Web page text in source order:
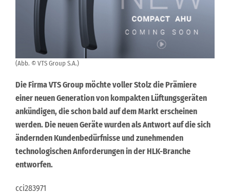
(Abb. © VTS Group S.A.)
Die Firma VTS Group möchte voller Stolz die Prämiere
einer neuen Generation von kompakten Lüftungsgeräten
ankündigen, die schon bald auf dem Markt erscheinen
werden. Die neuen Geräte wurden als Antwort auf die sich
ändernden Kundenbedürfnisse und zunehmenden
technologischen Anforderungen in der HLK-Branche
entworfen.
cci283971